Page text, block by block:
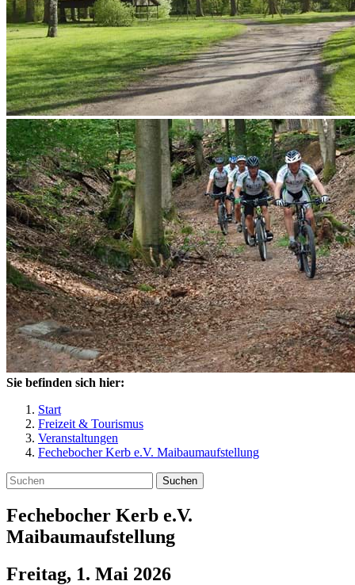
Sie befinden sich hier:
Start
Freizeit & Tourismus
Veranstaltungen
Fechebocher Kerb e.V. Maibaumaufstellung
Suchen
Fechebocher Kerb e.V.
Maibaumaufstellung
Freitag, 1. Mai 2026